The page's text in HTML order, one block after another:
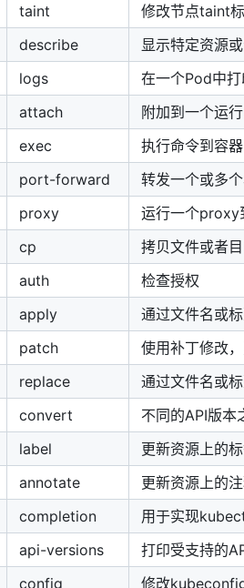
taint
修改节点taint
describe
显示特定资源
logs
在一个Pod中
attach
附加到一个运
exec
执行命令到容器
port-forward
转发一个或多
proxy
运行一个proxy
cp
拷贝文件或者
auth
检查授权
apply
通过文件名或
patch
使用补丁修改
replace
通过文件名或
convert
不同的API版本
label
更新资源上的
annotate
更新资源上的
completion
用于实现
api-versions
打印受支持的
config
修改